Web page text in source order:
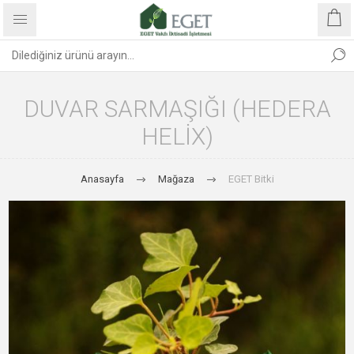
DUVAR SARMAŞIĞI (HEDERA
HELIX)
Anasayfa Mağaza EGET Bitki